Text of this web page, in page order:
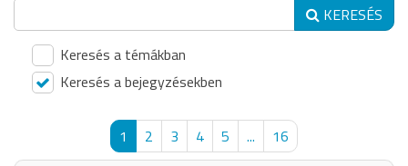
KERESÉS
Keresés a témákban
Keresés a bejegyzésekben
1 2 3 4 5 ...
16